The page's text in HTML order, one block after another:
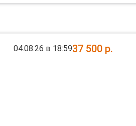
37 500 р.
04.08.26 в 18:59